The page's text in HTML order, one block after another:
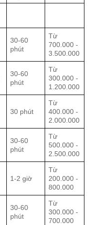
30-60
phút
Từ
700.000 -
3.500.000
30-60
phút
Từ
300.000 -
1.200.000
30 phút
Từ
400.000 -
2.000.000
30-60
phút
Từ
500.000 -
2.500.000
1-2 giờ
Từ
200.000 -
800.000
30-60
phút
Từ
300.000 -
700.000